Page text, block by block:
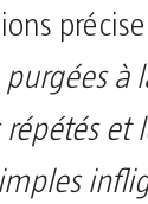
à
répétés et